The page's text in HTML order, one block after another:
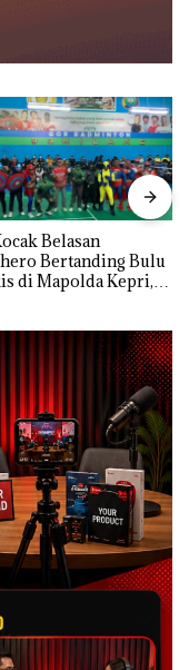
Belasan
Bertanding Bulu
di Mapolda Kepri,